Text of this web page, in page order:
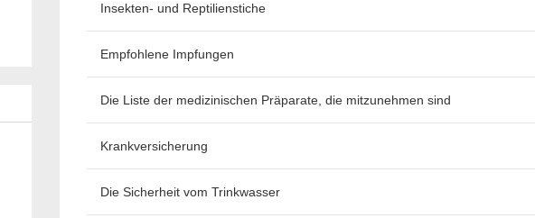
Insekten- und Reptilienstiche
Empfohlene Impfungen
Die Liste der medizinischen Präparate, die mitzunehmen sind
Krankversicherung
Die Sicherheit vom Trinkwasser